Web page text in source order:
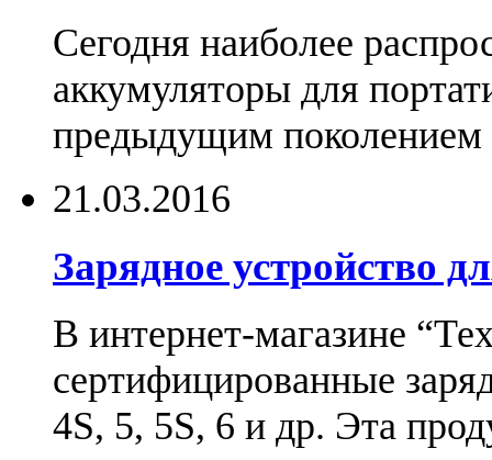
Сегодня наиболее
аккумуляторы для
предыдущим поколением
21.03.2016
Зарядное устройство
В интернет-магазине
сертифицированные
4S, 5, 5S, 6 и др. Эта